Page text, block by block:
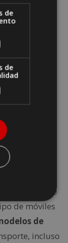
móviles
a su
10 metros de
de móviles
de
incluso
de
de